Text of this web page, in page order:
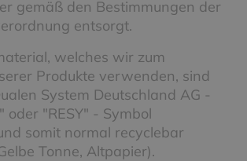
gemäß den Bestimmungen der
entsorgt.
welches wir zum
Produkte verwenden, sind
System Deutschland AG -
oder "RESY" - Symbol
somit normal recyclebar
Tonne, Altpapier).